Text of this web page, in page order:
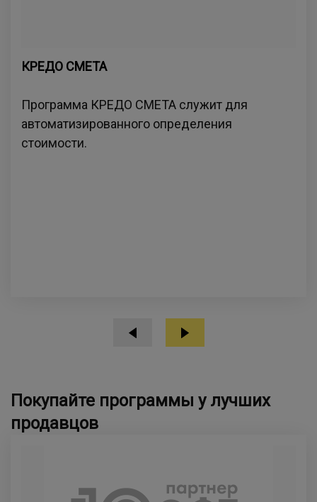
КРЕДО СМЕТА
Программа КРЕДО СМЕТА служит для
автоматизированного определения
стоимости.
Покупайте программы у лучших
продавцов